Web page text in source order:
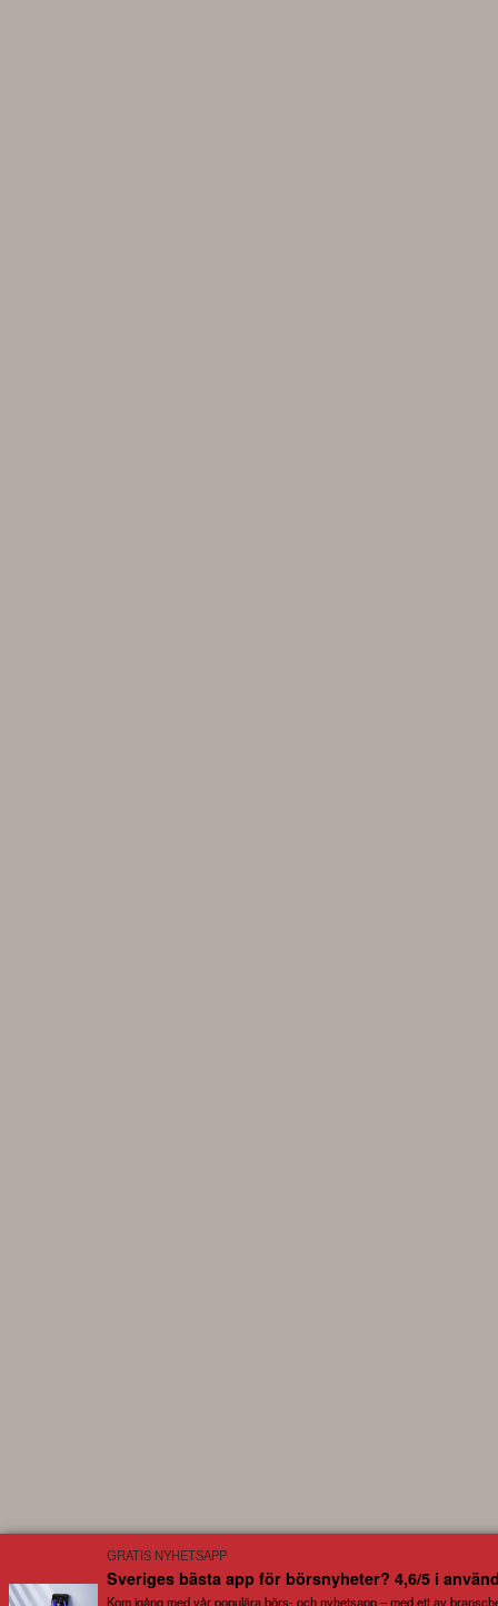
GRATIS NYHETSAPP
Sveriges bästa app för börsnyheter? 4,6/5 i
Kom igång med vår populära börs- och nyhetsapp – med ett av